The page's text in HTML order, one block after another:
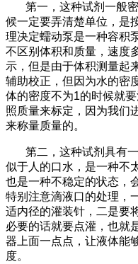
第一，这种试剂一般
候一定要弄清楚单位，是
理决定蠕动泵是一种容积
不区别体积和质量，速度
示，但是由于体积测量起
辅助校正，但因为水的密
体的密度不为1的时候就
照质量来标定，因为我们
来称量质量的。
第二，这种试剂具有
似于人的口水，是一种不
也是一种不稳定的状态，
特别注意滴液口的处理，
适内径的灌装针，二是要
必要的话就要点灌，也就
器上面一点点，让液体能
度。